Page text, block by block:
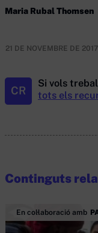
Maria Rubal Thomsen
21 DE NOVEMBRE DE
CR
Si vols
tots els
Continguts
En col·laboració amb